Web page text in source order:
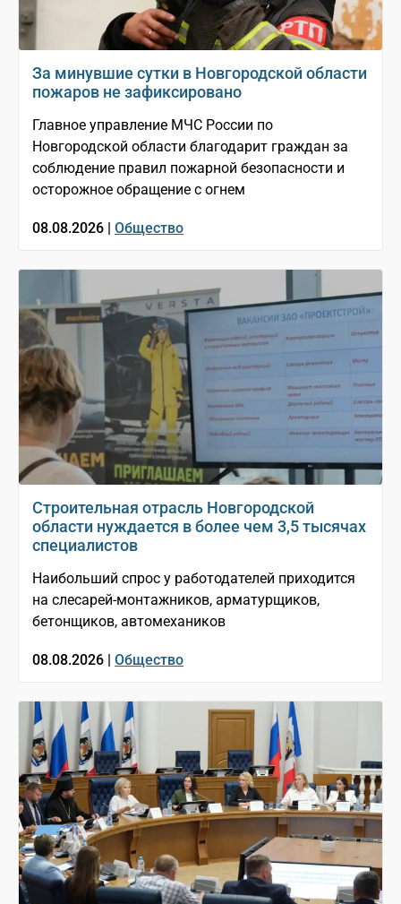
За минувшие сутки в Новгородской области
пожаров не зафиксировано
Главное управление МЧС России по
Новгородской области благодарит граждан за
соблюдение правил пожарной безопасности и
осторожное обращение с огнем
08.08.2026 | Общество
Строительная отрасль Новгородской
области нуждается в более чем 3,5 тысячах
специалистов
Наибольший спрос у работодателей приходится
на слесарей-монтажников, арматурщиков,
бетонщиков, автомехаников
08.08.2026 | Общество